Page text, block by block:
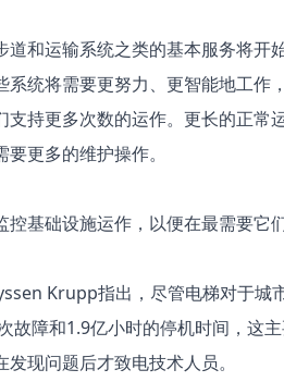
和运输系统之类的基本服务将开
统将需要更努力、更智能地工作
持更多次数的运作。更长的正常
更多的维护操作。
基础设施运作，以便在最需要它
Krupp指出，尽管电梯对于城
故障和1.9亿小时的停机时间，这
现问题后才致电技术人员。